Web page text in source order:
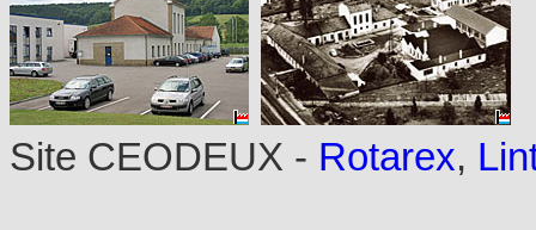
Site CEODEUX - Rotarex,